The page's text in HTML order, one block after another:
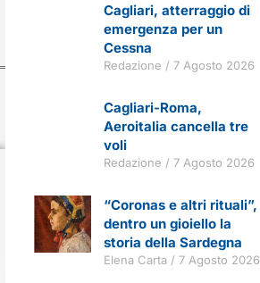
Cagliari, atterraggio di
emergenza per un
Cessna
Redazione 7 Agosto 2026
Cagliari-Roma,
Aeroitalia cancella tre
voli
Redazione 7 Agosto 2026
“Coronas e altri rituali”,
dentro un gioiello la
storia della Sardegna
Elena Carta 7 Agosto 2026